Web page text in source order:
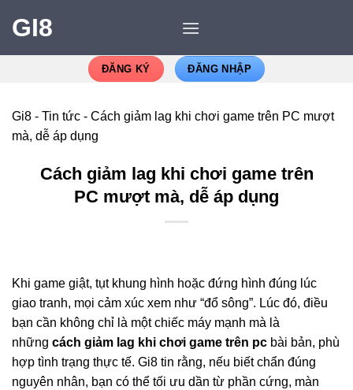
GI8
ĐĂNG KÝ ĐĂNG NHẬP
Gi8 - Tin tức - Cách giảm lag khi chơi game trên PC mượt
mà, dễ áp dụng
Cách giảm lag khi chơi game trên
PC mượt mà, dễ áp dụng
Khi game giật, tụt khung hình hoặc đứng hình đúng lúc
giao tranh, mọi cảm xúc xem như “đổ sông”. Lúc đó, điều
bạn cần không chỉ là một chiếc máy mạnh mà là
những cách giảm lag khi chơi game trên pc bài bản, phù
hợp tình trạng thực tế. Gi8 tin rằng, nếu biết chẩn đúng
nguyên nhân, bạn có thể tối ưu dần từ phần cứng, màn